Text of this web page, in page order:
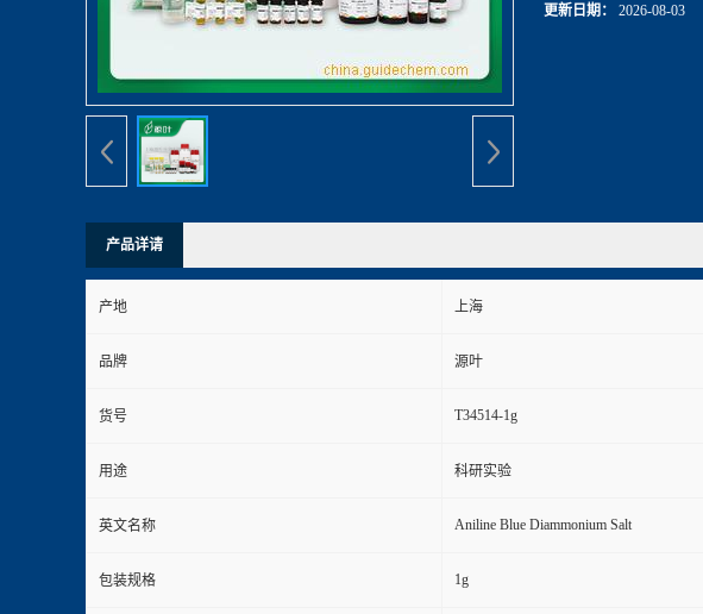
更新日期： 2026-08-03
产品详请
产地 上海
品牌 源叶
货号 T34514-1g
用途 科研实验
英文名称 Aniline Blue Diammonium Salt
包装规格 1g